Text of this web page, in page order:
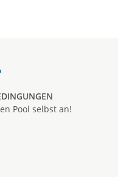
Pool selbst an!